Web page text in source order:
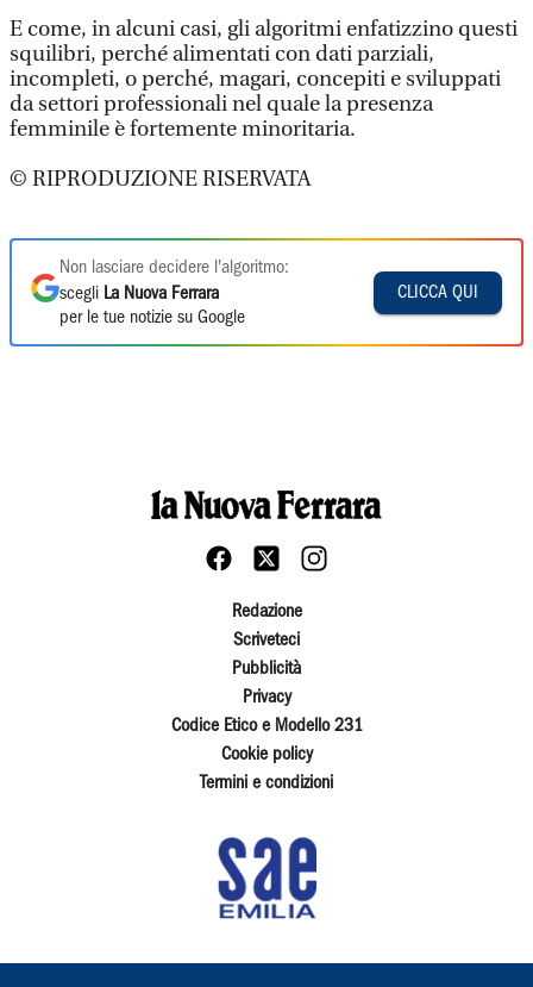
E come, in alcuni casi, gli algoritmi enfatizzino questi
squilibri, perché alimentati con dati parziali,
incompleti, o perché, magari, concepiti e sviluppati
da settori professionali nel quale la presenza
femminile è fortemente minoritaria.
© RIPRODUZIONE RISERVATA
Non lasciare decidere l'algoritmo:
scegli La Nuova Ferrara
per le tue notizie su Google
CLICCA QUI
Redazione
Scriveteci
Pubblicità
Privacy
Codice Etico e Modello 231
Cookie policy
Termini e condizioni